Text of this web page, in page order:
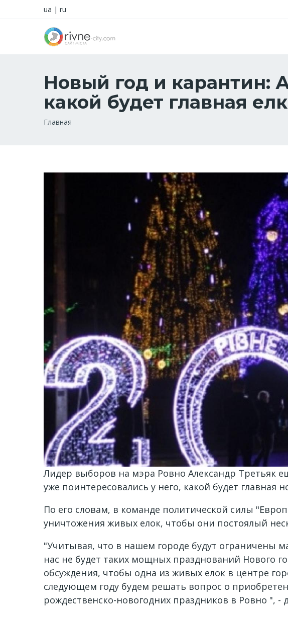
ua | ru
Новый год и карантин:
какой будет главная
Строка
Главная
Лидер выборов на мэра Ровно Александр Третьяк
уже поинтересовались у него, какой будет главная
По его словам, в команде политической силы
уничтожения живых елок, чтобы они постоялый
"Учитывая, что в нашем городе будут ограничены
нас не будет таких мощных празднований Нового
обсуждения, чтобы одна из живых елок в центре
следующем году будем решать вопрос о
рождественско-новогодних праздников в Ровно ", -